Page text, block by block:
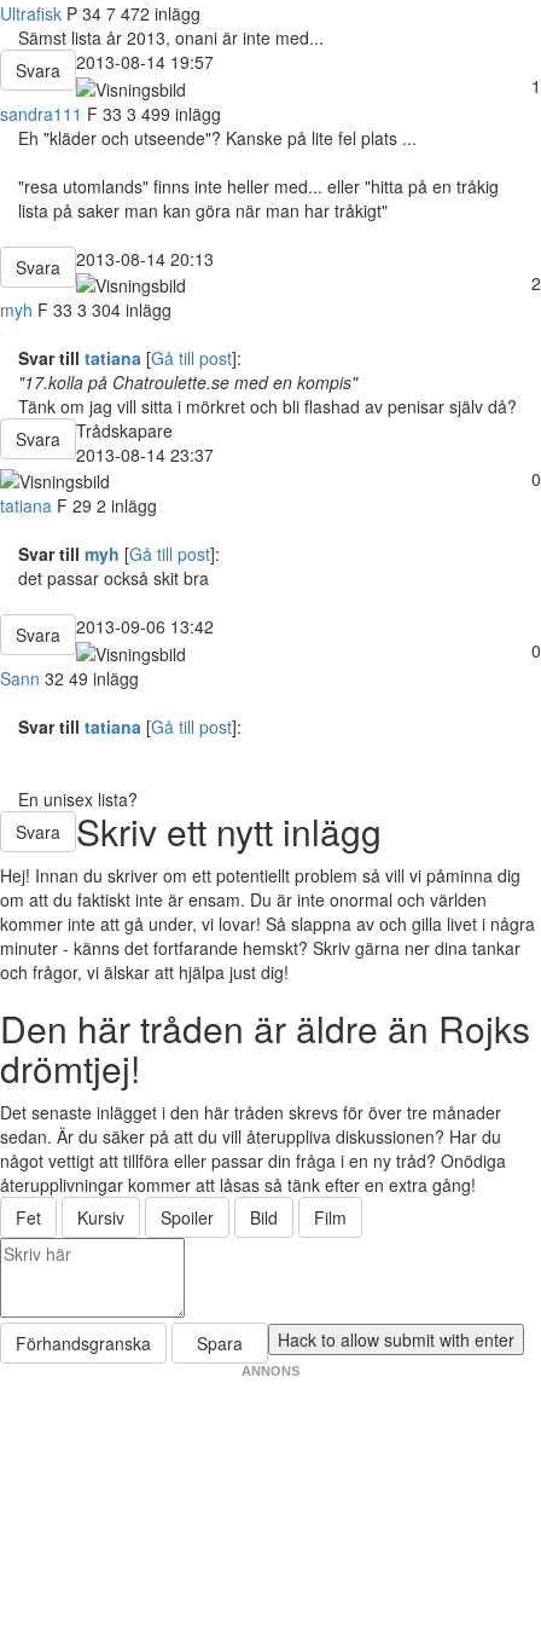
Ultrafisk P 34 7 472 inlägg
Sämst lista år 2013, onani är inte med...
Svara
2013-08-14 19:57
1
sandra111 F 33 3 499 inlägg
Eh "kläder och utseende"? Kanske på lite fel plats ...
"resa utomlands" finns inte heller med... eller "hitta på en tråkig
lista på saker man kan göra när man har tråkigt"
Svara
2013-08-14 20:13
2
myh F 33 3 304 inlägg
Svar till tatiana [Gå till post]:
"17.kolla på Chatroulette.se med en kompis"
Tänk om jag vill sitta i mörkret och bli flashad av penisar själv då?
Svara
Trådskapare
2013-08-14 23:37
0
tatiana F 29 2 inlägg
Svar till myh [Gå till post]:
det passar också skit bra
Svara
2013-09-06 13:42
0
Sann 32 49 inlägg
Svar till tatiana [Gå till post]:
En unisex lista?
Svara
Skriv ett nytt inlägg
Hej! Innan du skriver om ett potentiellt problem så vill vi påminna dig
om att du faktiskt inte är ensam. Du är inte onormal och världen
kommer inte att gå under, vi lovar! Så slappna av och gilla livet i några
minuter - känns det fortfarande hemskt? Skriv gärna ner dina tankar
och frågor, vi älskar att hjälpa just dig!
Den här tråden är äldre än Rojks
drömtjej!
Det senaste inlägget i den här tråden skrevs för över tre månader
sedan. Är du säker på att du vill återuppliva diskussionen? Har du
något vettigt att tillföra eller passar din fråga i en ny tråd? Onödiga
återupplivningar kommer att låsas så tänk efter en extra gång!
Fet
Kursiv Spoiler Bild Film
Förhandsgranska Spara
ANNONS